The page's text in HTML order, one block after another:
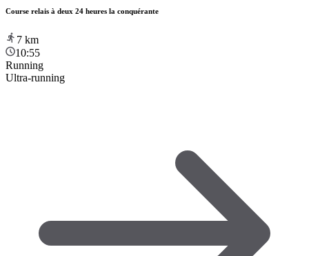
Course relais à deux 24 heures la conquérante
7 km
10:55
Running
Ultra-running